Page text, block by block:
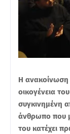
Η ανακοίνωση
οικογένεια
συγκινημένη
άνθρωπο που
του κατέχει